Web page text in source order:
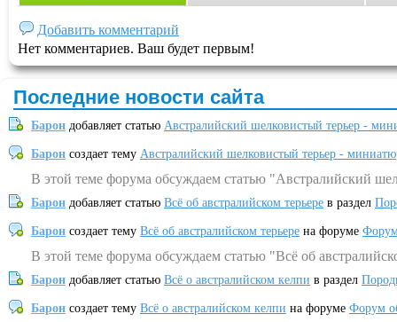
Добавить комментарий
Нет комментариев. Ваш будет первым!
Последние новости сайта
Барон добавляет статью Австралийский шелковистый терьер -
Барон создает тему Австралийский шелковистый терьер -
В этой теме форума обсуждаем статью "Австралийский
Барон добавляет статью Всё об австралийском терьере в раздел
Барон создает тему Всё об австралийском терьере на форуме
В этой теме форума обсуждаем статью "Всё об
Барон добавляет статью Всё о австралийском келпи в раздел
Барон создает тему Всё о австралийском келпи на форуме Форум